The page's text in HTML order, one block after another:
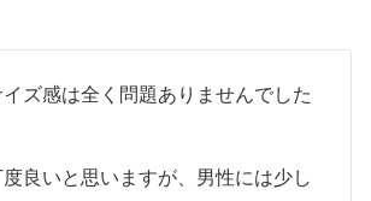
ズ感は全く問題ありませんでした
良いと思いますが、男性には少し